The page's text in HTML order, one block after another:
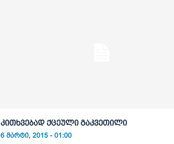
კითხვებად ქცეული გაკვეთილი
6 ᲛᲐᲠᲢᲘ, 2015 - 01:00